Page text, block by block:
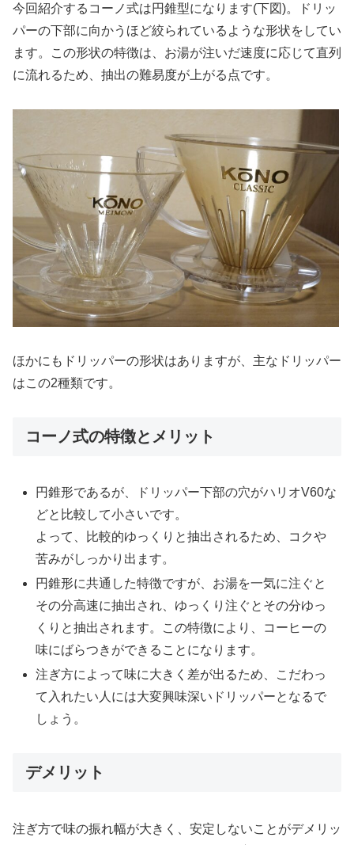
今回紹介するコーノ式は円錐型になります(下図)。ドリッ
パーの下部に向かうほど絞られているような形状をしてい
ます。この形状の特徴は、お湯が注いだ速度に応じて直列
に流れるため、抽出の難易度が上がる点です。
ほかにもドリッパーの形状はありますが、主なドリッパー
はこの2種類です。
コーノ式の特徴とメリット
円錐形であるが、ドリッパー下部の穴がハリオV60な
どと比較して小さいです。
よって、比較的ゆっくりと抽出されるため、コクや
苦みがしっかり出ます。
円錐形に共通した特徴ですが、お湯を一気に注ぐと
その分高速に抽出され、ゆっくり注ぐとその分ゆっ
くりと抽出されます。この特徴により、コーヒーの
味にばらつきができることになります。
注ぎ方によって味に大きく差が出るため、こだわっ
て入れたい人には大変興味深いドリッパーとなるで
しょう。
デメリット
注ぎ方で味の振れ幅が大きく、安定しないことがデメリッ